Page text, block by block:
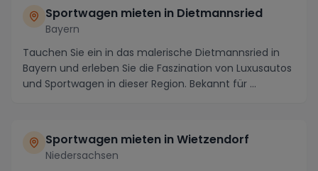
Sportwagen mieten in Dietmannsried
Bayern
Tauchen Sie ein in das malerische Dietmannsried in
Bayern und erleben Sie die Faszination von Luxusautos
und Sportwagen in dieser Region. Bekannt für ...
Sportwagen mieten in Wietzendorf
Niedersachsen